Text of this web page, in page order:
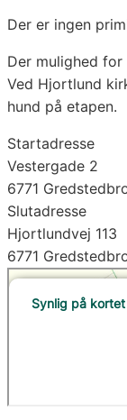
Der er ingen
Der mulighed
Ved Hjortlund
hund på etapen.
Startadresse
Vestergade 2
6771
Slutadresse
Hjortlundvej 113
6771